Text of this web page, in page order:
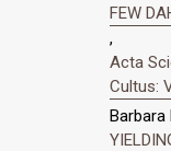
FEW
,
Acta
Cultus:
Barbara